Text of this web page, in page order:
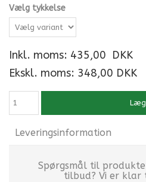
Vælg tykkelse
Inkl. moms: 435,00 DKK
Ekskl. moms: 348,00 DKK
Læg
Leveringsinformation
Spørgsmål til
tilbud? Vi er